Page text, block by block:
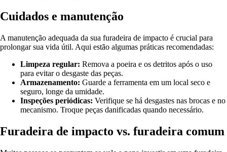
Cuidados e manutenção
A manutenção adequada da sua furadeira de impacto é crucial para
prolongar sua vida útil. Aqui estão algumas práticas recomendadas:
Limpeza regular: Remova a poeira e os detritos após o uso
para evitar o desgaste das peças.
Armazenamento: Guarde a ferramenta em um local seco e
seguro, longe da umidade.
Inspeções periódicas: Verifique se há desgastes nas brocas e no
mecanismo. Troque peças danificadas quando necessário.
Furadeira de impacto vs. furadeira comum